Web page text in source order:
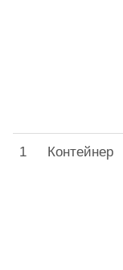
1 Контейнер